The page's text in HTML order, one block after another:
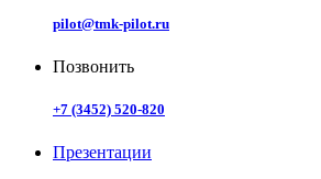
pilot@tmk-pilot.ru
Позвонить
+7 (3452) 520-820
Презентации